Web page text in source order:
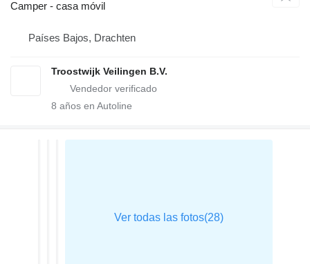
Camper - casa móvil
Países Bajos, Drachten
Troostwijk Veilingen B.V.
8 años en Autoline